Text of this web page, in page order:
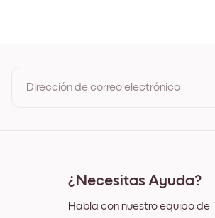
Dirección de correo electrónico
¿Necesitas Ayuda?
Habla con nuestro equipo de